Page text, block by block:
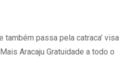
também passa pela catraca’ visa
Aracaju Gratuidade a todo o